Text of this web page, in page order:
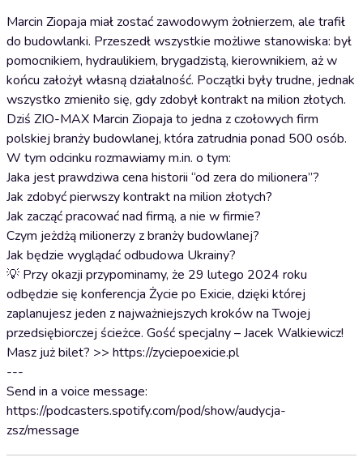
Marcin Ziopaja miał zostać zawodowym żołnierzem, ale trafił
do budowlanki. Przeszedł wszystkie możliwe stanowiska: był
pomocnikiem, hydraulikiem, brygadzistą, kierownikiem, aż w
końcu założył własną działalność. Początki były trudne, jednak
wszystko zmieniło się, gdy zdobył kontrakt na milion złotych.
Dziś ZIO-MAX Marcin Ziopaja to jedna z czołowych firm
polskiej branży budowlanej, która zatrudnia ponad 500 osób.
W tym odcinku rozmawiamy m.in. o tym:
Jaka jest prawdziwa cena historii “od zera do milionera”?
Jak zdobyć pierwszy kontrakt na milion złotych?
Jak zacząć pracować nad firmą, a nie w firmie?
Czym jeżdżą milionerzy z branży budowlanej?
Jak będzie wyglądać odbudowa Ukrainy?
💡 Przy okazji przypominamy, że 29 lutego 2024 roku
odbędzie się konferencja Życie po Exicie, dzięki której
zaplanujesz jeden z najważniejszych kroków na Twojej
przedsiębiorczej ścieżce. Gość specjalny – Jacek Walkiewicz!
Masz już bilet? >> https://zyciepoexicie.pl
---
Send in a voice message:
https://podcasters.spotify.com/pod/show/audycja-
zsz/message